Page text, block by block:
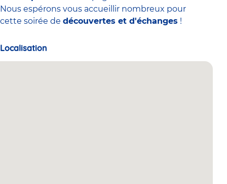
Nous espérons vous accueillir nombreux pour
cette soirée de découvertes et d'échanges !
Localisation